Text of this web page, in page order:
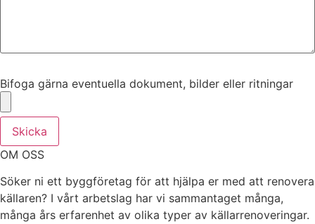
Bifoga gärna eventuella dokument, bilder eller ritningar
Skicka
OM OSS
Söker ni ett byggföretag för att hjälpa er med att renovera
källaren? I vårt arbetslag har vi sammantaget många,
många års erfarenhet av olika typer av källarrenoveringar.